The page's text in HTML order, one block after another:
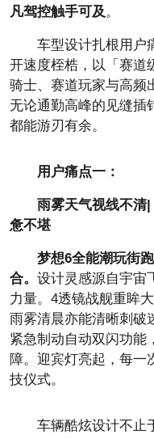
凡驾控触手可及。
车型设计扎根用户
开速度桎梏，以「赛道
骑士、赛道玩家与高频
无论通勤高峰的见缝插
都能游刃有余。
用户痛点一：
雨雾天气视线不清
惫不堪
梦想6全能潮玩街
合。 设计灵感源自宇宙
力量。4透镜战舰重眸
雨雾清晨亦能清晰刺破
紧急制动自动双闪功能
障。迎宾灯亮起，每一
技仪式。
车辆酷炫设计不止